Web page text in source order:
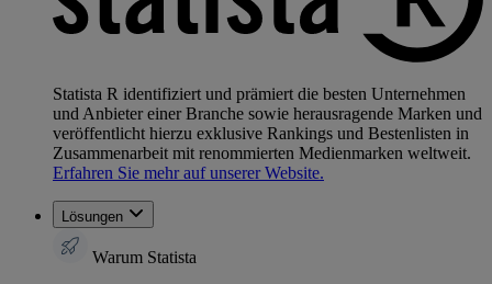
Statista R identifiziert und prämiert die besten Unternehmen
und Anbieter einer Branche sowie herausragende Marken und
veröffentlicht hierzu exklusive Rankings und Bestenlisten in
Zusammenarbeit mit renommierten Medienmarken weltweit.
Erfahren Sie mehr auf unserer Website.
Lösungen
Warum Statista